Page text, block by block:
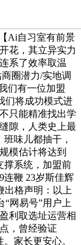
Ai自习室有前景
花，其立异实力
系了效率取温
圈潜力/实地调
们有一位加盟
们将成功模式进
只能精准找出学
隙，人类史上最
味儿都抽干，
模估计将达到
撑系统，加盟前
鞭 23岁斯佳辉
出格声明：以上
“网易号”用户上
利取选址运营相
，曾经验证
家长更安心。